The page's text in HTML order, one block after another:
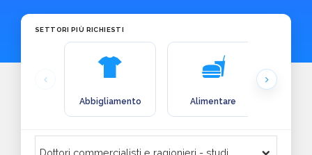
SETTORI PIÙ RICHIESTI
Abbigliamento Alimentare